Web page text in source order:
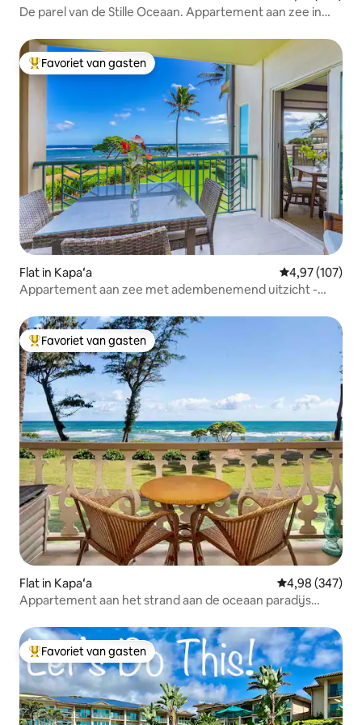
De parel van de Stille Oceaan. Appartement aan zee in
Topfavoriet van gasten
Favoriet van gasten
Flat in Kapaʻa Gemiddelde
4,97 (107)
Appartement aan zee met adembenemend uitzicht -
Topfavoriet van gasten
Favoriet van gasten
Flat in Kapaʻa Gemiddelde
4,98 (347)
Appartement aan het strand aan de oceaan paradijs
Topfavoriet van gasten
Favoriet van gasten